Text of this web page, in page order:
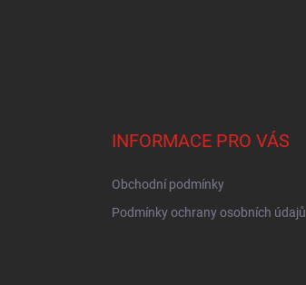
INFORMACE PRO VÁS
Obchodní podmínky
Podmínky ochrany osobních údajů